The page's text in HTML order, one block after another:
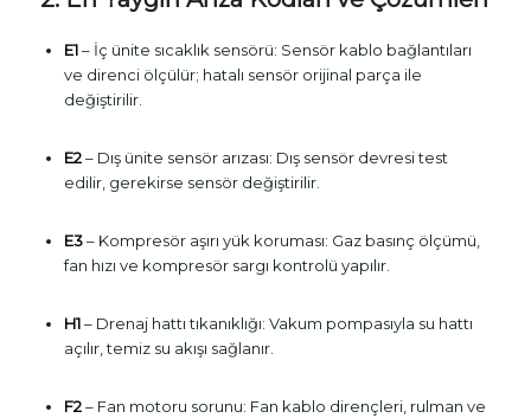
E1– İç ünite sıcaklık sensörü: Sensör kablo bağlantıları
ve direnci ölçülür; hatalı sensör orijinal parça ile
değiştirilir.
E2– Dış ünite sensör arızası: Dış sensör devresi test
edilir, gerekirse sensör değiştirilir.
E3– Kompresör aşırı yük koruması: Gaz basınç ölçümü,
fan hızı ve kompresör sargı kontrolü yapılır.
H1– Drenaj hattı tıkanıklığı: Vakum pompasıyla su hattı
açılır, temiz su akışı sağlanır.
F2– Fan motoru sorunu: Fan kablo dirençleri, rulman ve